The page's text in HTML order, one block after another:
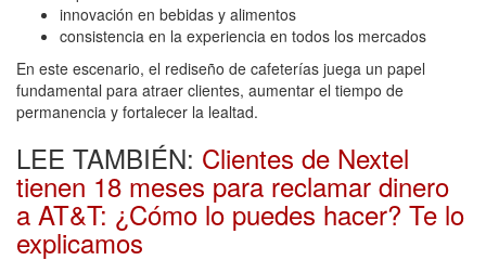
innovación en bebidas y alimentos
consistencia en la experiencia en todos los mercados
En este escenario, el rediseño de cafeterías juega un papel
fundamental para atraer clientes, aumentar el tiempo de
permanencia y fortalecer la lealtad.
LEE TAMBIÉN: Clientes de Nextel
tienen 18 meses para reclamar dinero
a AT&T: ¿Cómo lo puedes hacer? Te lo
explicamos